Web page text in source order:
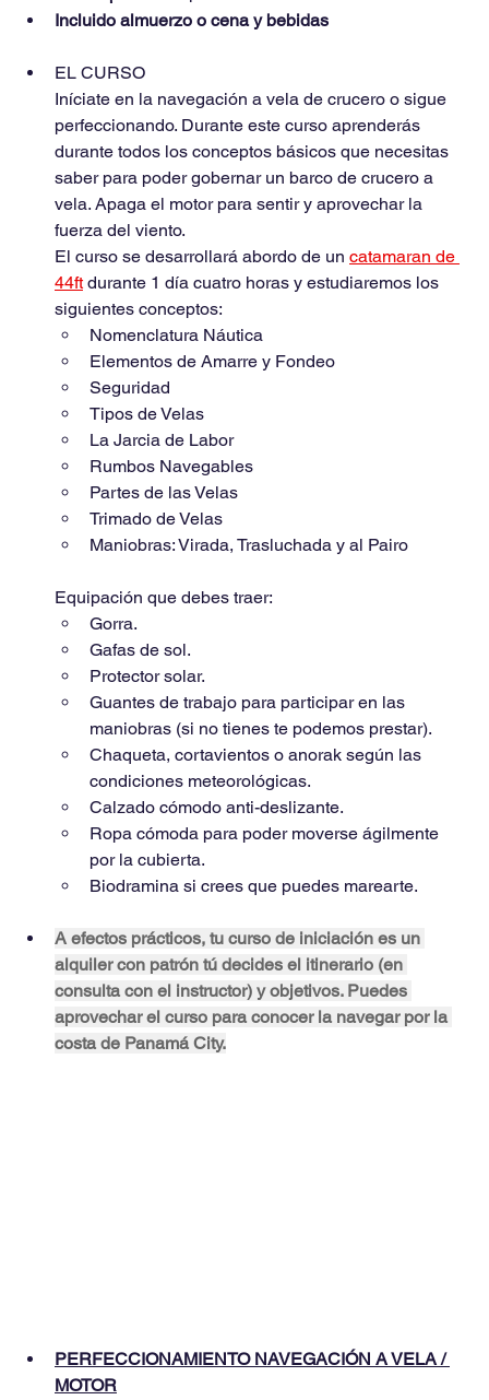
Incluido almuerzo o cena y bebidas
EL CURSO
Iníciate en la navegación a vela de crucero o sigue
perfeccionando. Durante este curso aprenderás
durante todos los conceptos básicos que necesitas
saber para poder gobernar un barco de crucero a
vela. Apaga el motor para sentir y aprovechar la
fuerza del viento.
El curso se desarrollará abordo de un catamaran de
44ft durante 1 día cuatro horas y estudiaremos los
siguientes conceptos:
﻿﻿Nomenclatura Náutica
﻿﻿Elementos de Amarre y Fondeo
﻿﻿Seguridad
﻿﻿Tipos de Velas
﻿﻿La Jarcia de Labor
﻿﻿Rumbos Navegables
﻿﻿Partes de las Velas
﻿﻿Trimado de Velas
﻿﻿Maniobras: Virada, Trasluchada y al Pairo
Equipación que debes traer:
﻿﻿Gorra.
﻿﻿Gafas de sol.
﻿﻿Protector solar.
﻿﻿Guantes de trabajo para participar en las
maniobras (si no tienes te podemos prestar).
﻿﻿Chaqueta, cortavientos o anorak según las
condiciones meteorológicas.
﻿﻿Calzado cómodo anti-deslizante.
﻿﻿Ropa cómoda para poder moverse ágilmente
por la cubierta.
﻿﻿Biodramina si crees que puedes marearte.
A efectos prácticos, tu curso de iniciación es un
alquiler con patrón tú decides el itinerario (en
consulta con el instructor) y objetivos. Puedes
aprovechar el curso para conocer la navegar por la
costa de Panamá City.
PERFECCIONAMIENTO NAVEGACIÓN A VELA /
MOTOR